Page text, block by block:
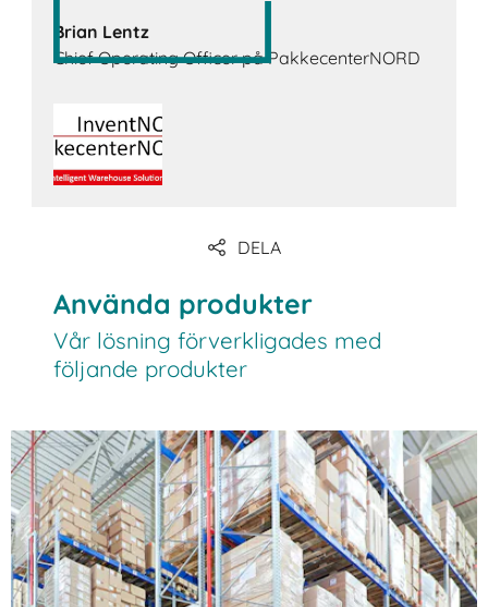
Brian Lentz
Chief Operating Officer på PakkecenterNORD
DELA
Använda produkter
Vår lösning förverkligades med
följande produkter